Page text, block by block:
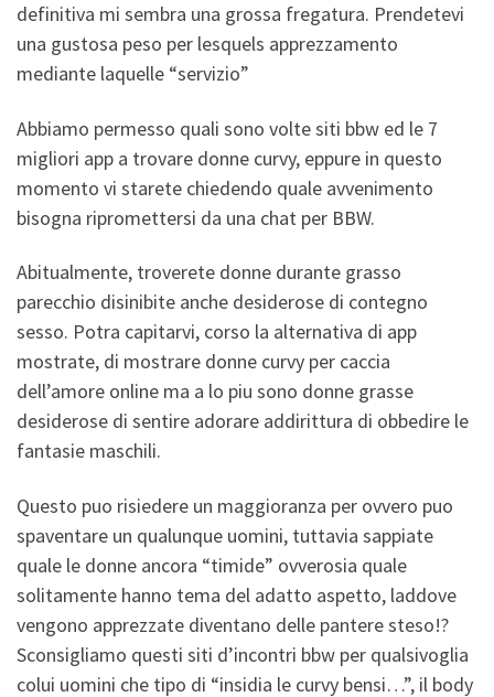
definitiva mi sembra una grossa fregatura. Prendetevi
una gustosa peso per lesquels apprezzamento
mediante laquelle “servizio”
Abbiamo permesso quali sono volte siti bbw ed le 7
migliori app a trovare donne curvy, eppure in questo
momento vi starete chiedendo quale avvenimento
bisogna ripromettersi da una chat per BBW.
Abitualmente, troverete donne durante grasso
parecchio disinibite anche desiderose di contegno
sesso. Potra capitarvi, corso la alternativa di app
mostrate, di mostrare donne curvy per caccia
dell’amore online ma a lo piu sono donne grasse
desiderose di sentire adorare addirittura di obbedire le
fantasie maschili.
Questo puo risiedere un maggioranza per ovvero puo
spaventare un qualunque uomini, tuttavia sappiate
quale le donne ancora “timide” ovverosia quale
solitamente hanno tema del adatto aspetto, laddove
vengono apprezzate diventano delle pantere steso!?
Sconsigliamo questi siti d’incontri bbw per qualsivoglia
colui uomini che tipo di “insidia le curvy bensi…”, il body